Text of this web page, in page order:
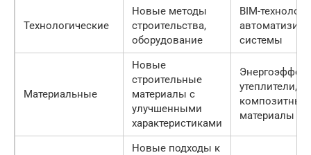
Технологические
Новые методы
строительства,
оборудование
BIM-
системы
Материальные
Новые
строительные
материалы с
улучшенными
характеристиками
утеплители,
композитные
материалы
Новые подходы к